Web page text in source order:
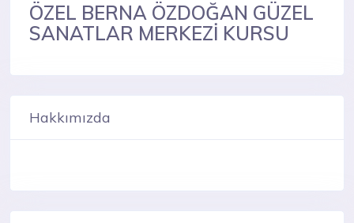
ÖZEL BERNA ÖZDOĞAN GÜZEL
SANATLAR MERKEZİ KURSU
Hakkımızda